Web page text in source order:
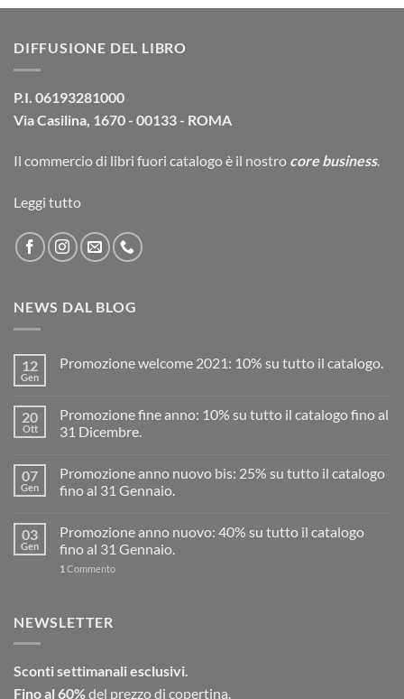
originale
17,50€.
attuale
16,60€.
DIFFUSIONE DEL LIBRO
P.I. 06193281000
Via Casilina, 1670 - 00133 - ROMA
Il commercio di libri fuori catalogoè il nostro core business.
Leggi tutto
NEWS DAL BLOG
12
Gen
Promozione welcome 2021: 10% su tutto il catalogo.
20
Ott
Promozione fine anno: 10% su tutto il catalogo fino al
31 Dicembre.
07
Gen
Promozione anno nuovo bis: 25% su tutto il catalogo
fino al 31 Gennaio.
03
Gen
Promozione anno nuovo: 40% su tutto il catalogo
fino al 31 Gennaio.
1 Commento
NEWSLETTER
Sconti settimanali esclusivi.
Fino al 60%del prezzo di copertina.